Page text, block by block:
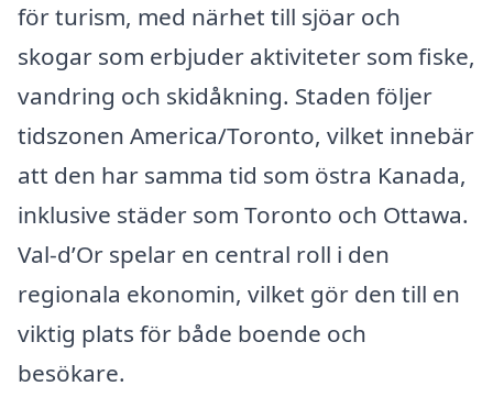
för turism, med närhet till sjöar och
skogar som erbjuder aktiviteter som fiske,
vandring och skidåkning. Staden följer
tidszonen America/Toronto, vilket innebär
att den har samma tid som östra Kanada,
inklusive städer som Toronto och Ottawa.
Val-d’Or spelar en central roll i den
regionala ekonomin, vilket gör den till en
viktig plats för både boende och
besökare.